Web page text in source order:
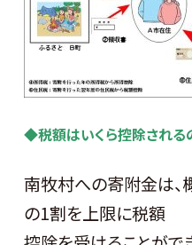
◆税額はいくら控除される
南牧村への寄附金は
の1割を上限に税額